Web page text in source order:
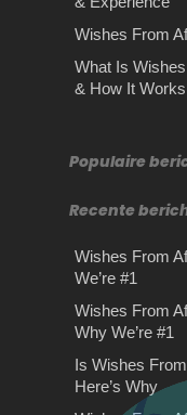
Rijles
Stilte
omzet
goud! Je
woning in
Wishes
Wishes From
What Is
& How It Works
Populaire
Recente
Wishes From
We’re #1
Wishes From
Why We’re #1
Is Wishes
Here’s Why